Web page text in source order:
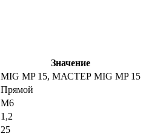
Значение
MIG MP 15, МАСТЕР MIG MP 15
Прямой
М6
1,2
25